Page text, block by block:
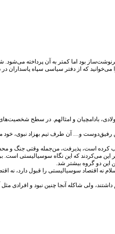
سرنوشت‌ساز بود اما کمتر به آن پرداخته
بادامچیان و امثالهم. در سطح
رفیق‌دوست و… آن طرف تیم بهزاد نبوی،
کرده است، پذیرفت، من‌جمله وقتی جنگ و
این می‌کردند که این نگاه سوسیالیستی است.
این دو گروه بیشتر شد.
نه اقتصاد سوسیالیستی را قبول دارد، نه
ولی شاکله آنجا چنین نبود و افرادی